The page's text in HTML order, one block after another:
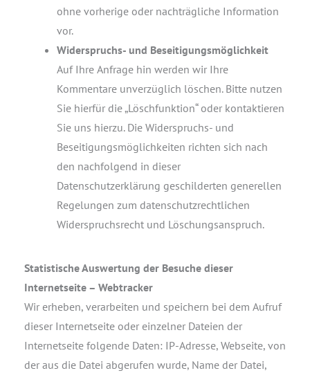
ohne vorherige oder nachträgliche Information
vor.
Widerspruchs- und Beseitigungsmöglichkeit
Auf Ihre Anfrage hin werden wir Ihre
Kommentare unverzüglich löschen. Bitte nutzen
Sie hierfür die „Löschfunktion“ oder kontaktieren
Sie uns hierzu. Die Widerspruchs- und
Beseitigungsmöglichkeiten richten sich nach
den nachfolgend in dieser
Datenschutzerklärung geschilderten generellen
Regelungen zum datenschutzrechtlichen
Widerspruchsrecht und Löschungsanspruch.
Statistische Auswertung der Besuche dieser
Internetseite – Webtracker
Wir erheben, verarbeiten und speichern bei dem Aufruf
dieser Internetseite oder einzelner Dateien der
Internetseite folgende Daten: IP-Adresse, Webseite, von
der aus die Datei abgerufen wurde, Name der Datei,